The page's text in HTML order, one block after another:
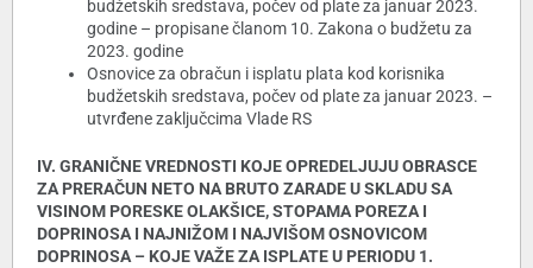
budžetskih sredstava, počev od plate za januar 2023.
godine – propisane članom 10. Zakona o budžetu za
2023. godine
Osnovice za obračun i isplatu plata kod korisnika
budžetskih sredstava, počev od plate za januar 2023. –
utvrđene zaključcima Vlade RS
IV. GRANIČNE VREDNOSTI KOJE OPREDELJUJU OBRASCE
ZA PRERAČUN NETO NA BRUTO ZARADE U SKLADU SA
VISINOM PORESKE OLAKŠICE, STOPAMA POREZA I
DOPRINOSA I NAJNIŽOM I NAJVIŠOM OSNOVICOM
DOPRINOSA – KOJE VAŽE ZA ISPLATE U PERIODU 1.